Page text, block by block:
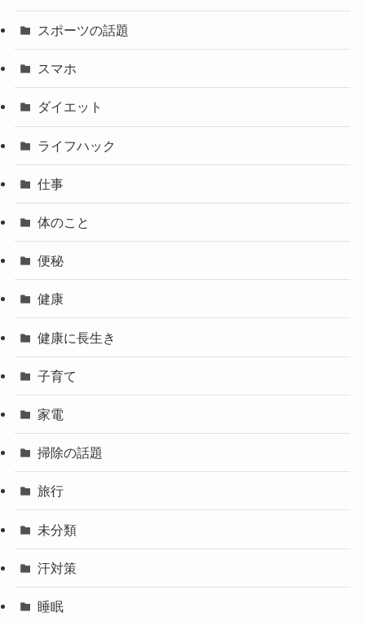
スポーツの話題
スマホ
ダイエット
ライフハック
仕事
体のこと
便秘
健康
健康に長生き
子育て
家電
掃除の話題
旅行
未分類
汗対策
睡眠